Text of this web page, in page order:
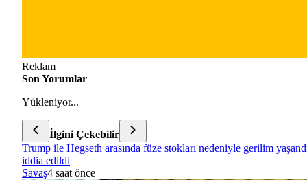
Reklam
Son Yorumlar
Yükleniyor...
İlgini Çekebilir
Trump ile Hegseth arasında füze stokları nedeniyle gerilim
iddia edildi
Savaş4 saat önce